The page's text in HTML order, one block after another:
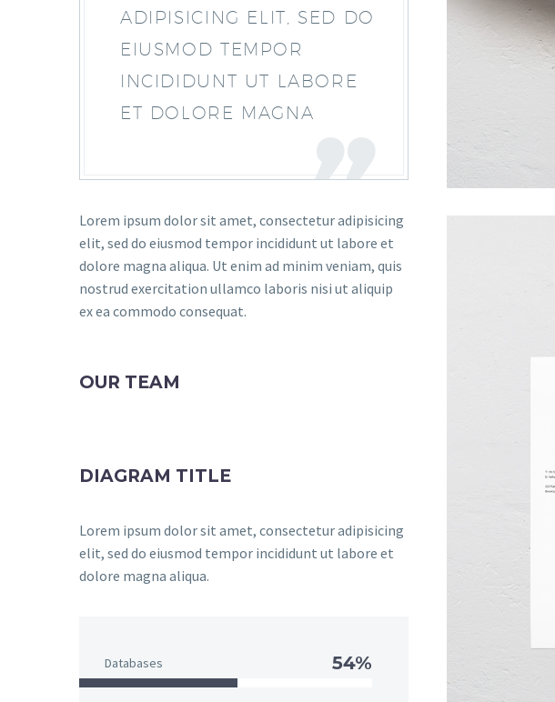
ADIPISICING ELIT, SED DO
EIUSMOD TEMPOR
INCIDIDUNT UT LABORE
ET DOLORE MAGNA
Lorem ipsum dolor sit amet, consectetur adipisicing
elit, sed do eiusmod tempor incididunt ut labore et
dolore magna aliqua. Ut enim ad minim veniam, quis
nostrud exercitation ullamco laboris nisi ut aliquip
ex ea commodo consequat.
OUR TEAM
DIAGRAM TITLE
Lorem ipsum dolor sit amet, consectetur adipisicing
elit, sed do eiusmod tempor incididunt ut labore et
dolore magna aliqua.
Databases 54%